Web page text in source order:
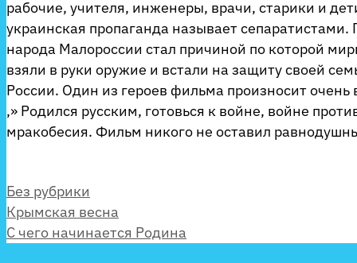
рабочие, учителя, инженеры, врачи, старики и
украинская пропаганда называет сепаратистами.
народа Малороссии стал причиной по которой
взяли в руки оружие и встали на защиту своей
России. Один из героев фильма произносит
,» Родился русским, готовься к войне, войне
мракобесия. Фильм никого не оставил
Рубрики
Без рубрики
Крымская весна
С чего начинается Родина